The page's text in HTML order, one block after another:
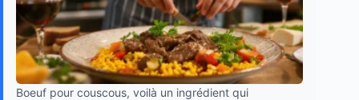
Boeuf pour couscous, voilà un ingrédient qui